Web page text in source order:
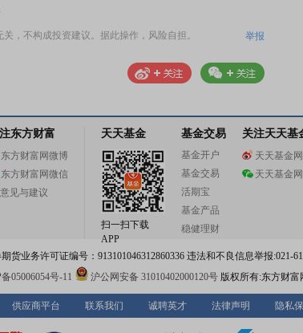
，不构成投资建议。据此操作，风险自担。 举报
东方财富
东方财富网微博
东方财富网微信
意见与建议
天天基金
扫一扫下载
APP
基金交易
基金开户
基金交易
活期宝
基金产品
稳健理财
关注天天基
天天基金
天天基金
业务许可证编号：913101046312860336 违法和不良信息举报:021-
05006054号-11 沪公网安备 31010402000120号版权所有:东方财富
供应商平台 联系我们 诚聘英才 法律声明 隐私